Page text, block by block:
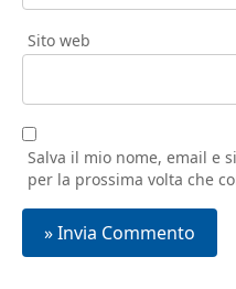
Sito web
Salva il mio nome, email e
per la prossima volta che